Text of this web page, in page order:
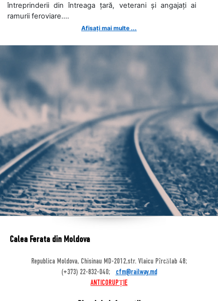
întreprinderii din întreaga țară, veterani și angajați ai
ramurii feroviare....
Afișați mai multe ...
Calea Ferata din Moldova
Republica Moldova, Chisinau MD-2012,str. Vlaicu Pîrcălab 48;
(+373) 22-832-040;
cfm@railway.md
ANTICORUPȚIE